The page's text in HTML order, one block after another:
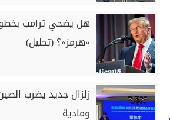
هل يضحي ترامب
«هرمز»؟ (تحليل)
زلزال جديد يضرب
ومادية